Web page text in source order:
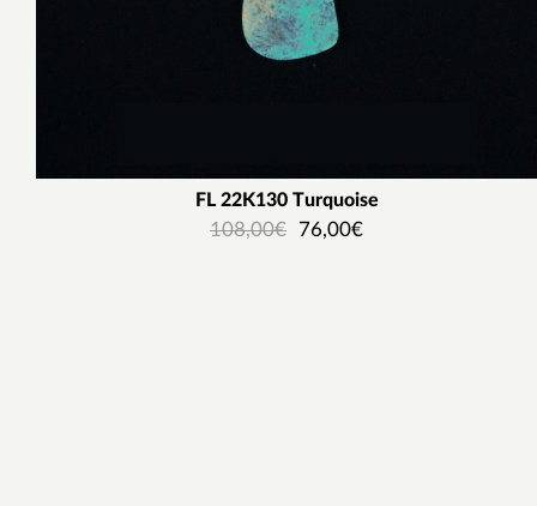
FL 22K130 Τurquoise
108,00€ 76,00€